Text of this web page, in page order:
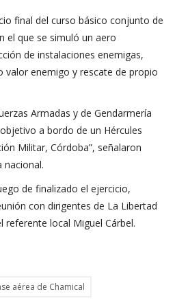
final del curso básico conjunto de
el que se simuló un aero
de instalaciones enemigas,
valor enemigo y rescate de propio
Armadas y de Gendarmería
a bordo de un Hércules
Militar, Córdoba”, señalaron
nacional.
de finalizado el ejercicio,
con dirigentes de La Libertad
referente local Miguel Cárbel.
aérea de Chamical